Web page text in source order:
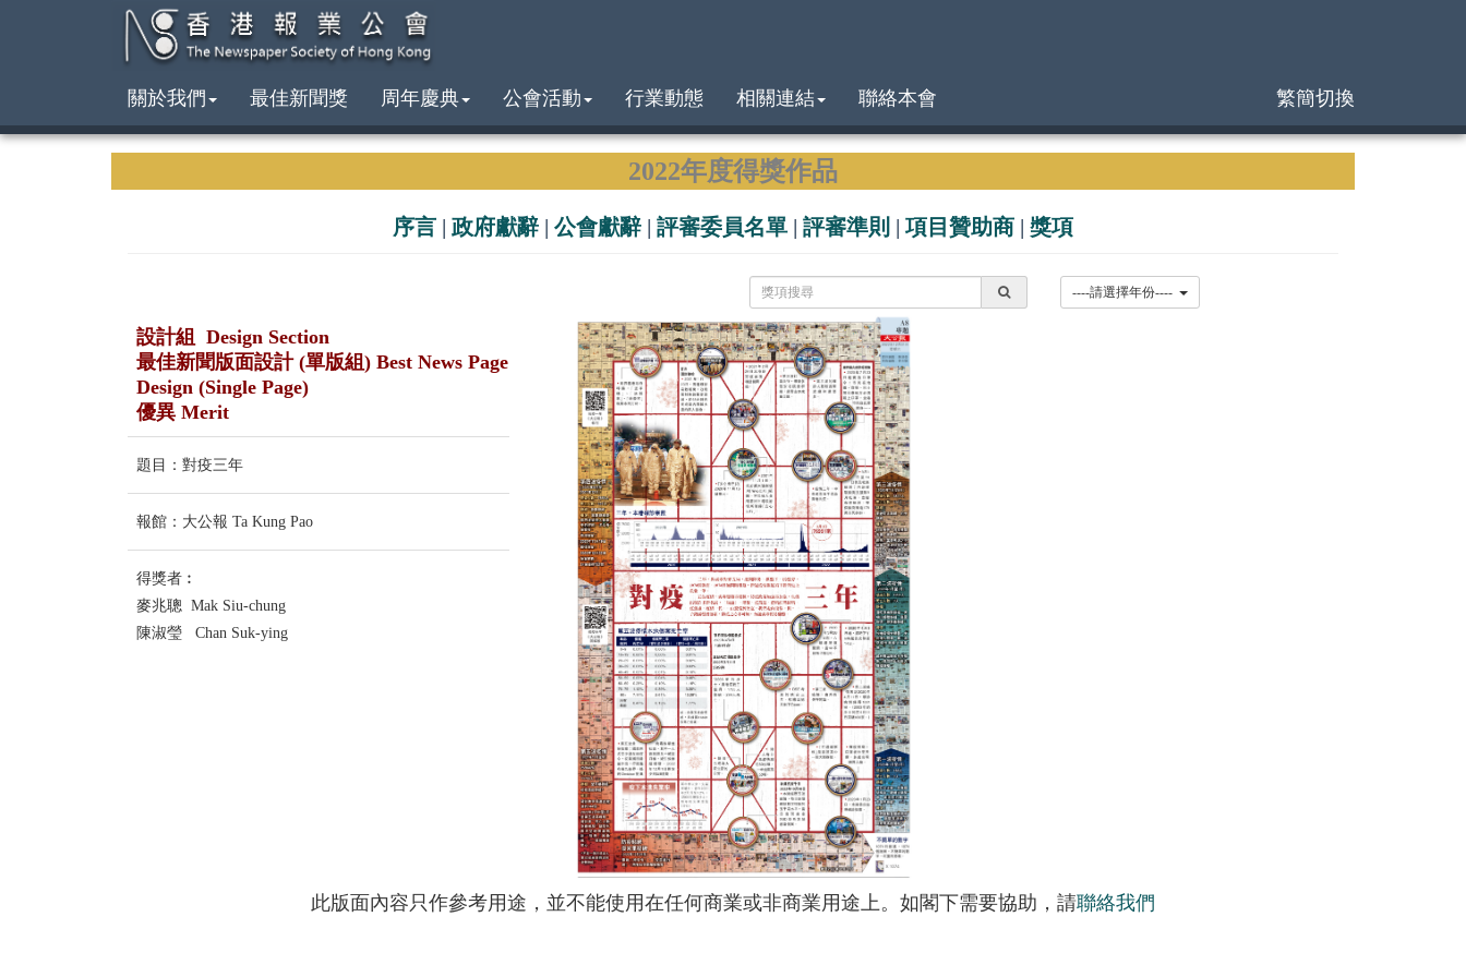
關於我們 最佳新聞獎 周年慶典 公會活動 行業動態 相關連結 聯絡本會 繁簡切換
2022年度得獎作品
序言 | 政府獻辭 | 公會獻辭 | 評審委員名單 | 評審準則 | 項目贊助商 | 獎項
設計組 Design Section
最佳新聞版面設計 (單版組) Best News Page
Design (Single Page)
優異 Merit
題目：對疫三年
報館：大公報 Ta Kung Pao
得獎者︰
麥兆聰 Mak Siu-chung
陳淑瑩 Chan Suk-ying
此版面內容只作參考用途，並不能使用在任何商業或非商業用途上。如閣下需要協助，請聯絡我們